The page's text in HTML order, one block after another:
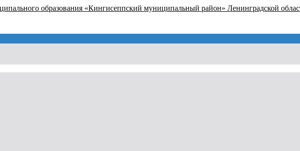
образования «Кингисеппский муниципальный район» Ленинградской